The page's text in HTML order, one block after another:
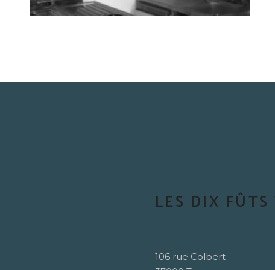
LES DIX FÛTS
106 rue Colbert